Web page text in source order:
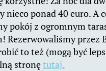
nieco ponad 40 euro. A
pokój z ogromnym
Rezerwowaliśmy przez
to też (mogą być
stronętutaj.